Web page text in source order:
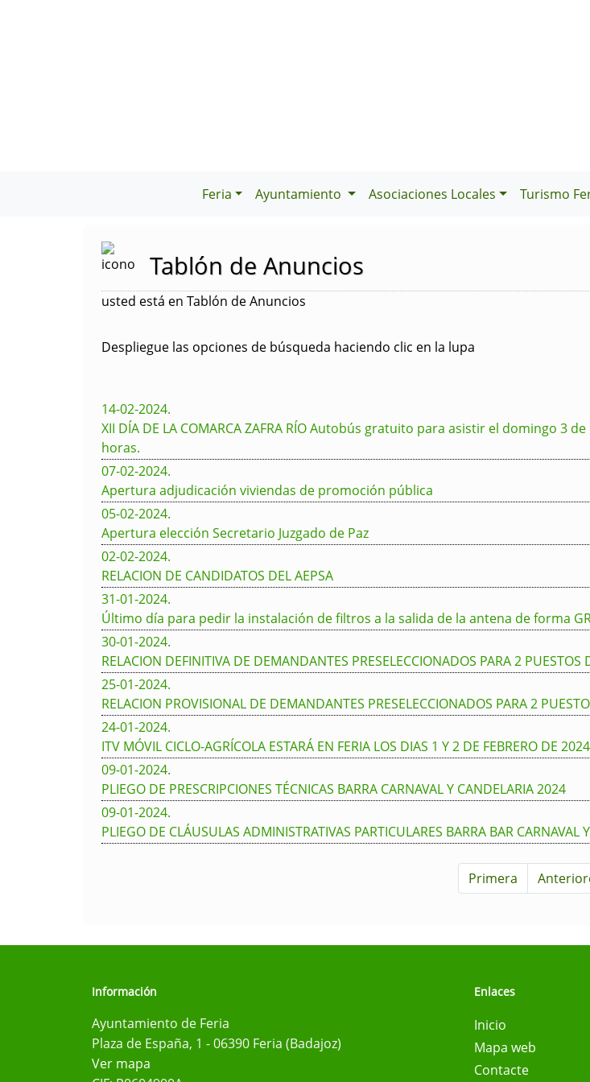
Feria Ayuntamiento Asociaciones Locales Turismo
Tablón de Anuncios
usted está en Tablón de Anuncios
Despliegue las opciones de búsqueda haciendo clic en la lupa
14-02-2024.
XII DÍA DE LA COMARCA ZAFRA RÍO Autobús gratuito para asistir el domingo 3
horas.
07-02-2024.
Apertura adjudicación viviendas de promoción pública
05-02-2024.
Apertura elección Secretario Juzgado de Paz
02-02-2024.
RELACION DE CANDIDATOS DEL AEPSA
31-01-2024.
Último día para pedir la instalación de filtros a la salida de la antena de forma
30-01-2024.
RELACION DEFINITIVA DE DEMANDANTES PRESELECCIONADOS PARA 2 PUESTOS
25-01-2024.
RELACION PROVISIONAL DE DEMANDANTES PRESELECCIONADOS PARA 2
24-01-2024.
ITV MÓVIL CICLO-AGRÍCOLA ESTARÁ EN FERIA LOS DIAS 1 Y 2 DE FEBRERO DE 2024
09-01-2024.
PLIEGO DE PRESCRIPCIONES TÉCNICAS BARRA CARNAVAL Y CANDELARIA 2024
09-01-2024.
PLIEGO DE CLÁUSULAS ADMINISTRATIVAS PARTICULARES BARRA BAR CARNAVAL
Primera
Información
Ayuntamiento de Feria
Plaza de España, 1 - 06390 Feria (Badajoz)
Ver mapa
Enlaces
Inicio
Mapa web
Contacte